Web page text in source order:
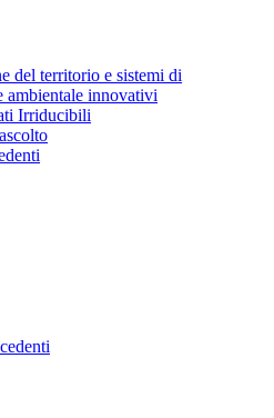
del territorio e sistemi di
ambientale innovativi
Irriducibili